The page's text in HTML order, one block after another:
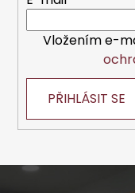
Vložením e-
PŘIHLÁSIT SE